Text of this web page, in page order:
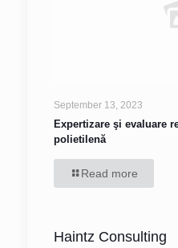
September 13, 2023
Expertizare şi evaluare
polietilenă
Read more
Haintz Consulting